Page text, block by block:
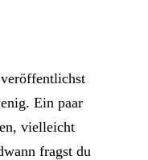
Ein paar
vielleicht
fragst du